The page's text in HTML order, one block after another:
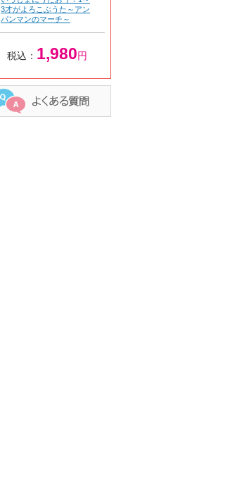
3才がよろこぶうた～アン
パンマンのマーチ～
税込： 1,980円